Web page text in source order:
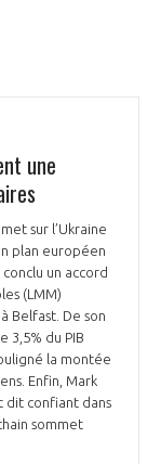
une
sur l’Ukraine
plan européen
un accord
(LMM)
Belfast. De son
3,5% du PIB
la montée
Enfin, Mark
dit confiant dans
sommet